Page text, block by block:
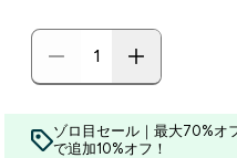
ゾロ目セール｜最大70%オ
で追加10%オフ！